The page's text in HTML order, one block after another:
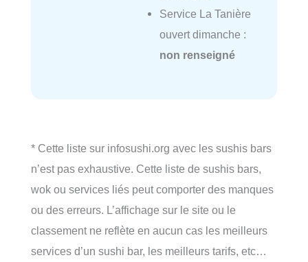
Service La Tanière
ouvert dimanche :
non renseigné
* Cette liste sur infosushi.org avec les sushis bars
n’est pas exhaustive. Cette liste de sushis bars,
wok ou services liés peut comporter des manques
ou des erreurs. L’affichage sur le site ou le
classement ne reflète en aucun cas les meilleurs
services d’un sushi bar, les meilleurs tarifs, etc…